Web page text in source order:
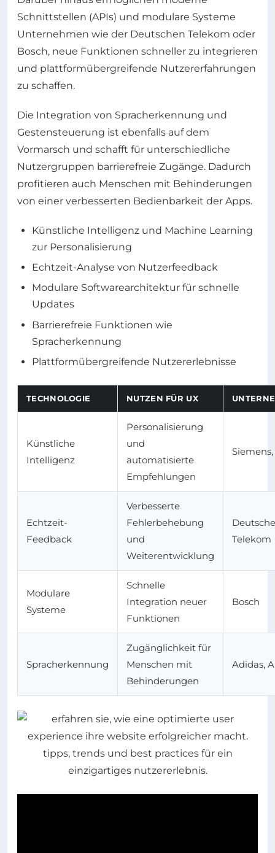
Schnittstellen (APIs) und modulare Systeme
Unternehmen wie der Deutschen Telekom oder
Bosch, neue Funktionen schneller zu integrieren
und plattformübergreifende Nutzererfahrungen
zu schaffen.
Die Integration von Spracherkennung und
Gestensteuerung ist ebenfalls auf dem
Vormarsch und schafft für unterschiedliche
Nutzergruppen barrierefreie Zugänge. Dadurch
profitieren auch Menschen mit Behinderungen
von einer verbesserten Bedienbarkeit der Apps.
Künstliche Intelligenz und Machine Learning
zur Personalisierung
Echtzeit-Analyse von Nutzerfeedback
Modulare Softwarearchitektur für schnelle
Updates
Barrierefreie Funktionen wie
Spracherkennung
Plattformübergreifende Nutzererlebnisse
TECHNOLOGIE NUTZEN FÜR UX
Künstliche
Intelligenz
Personalisierung
und
automatisierte
Empfehlungen
Siemens,
Echtzeit-
Feedback
Verbesserte
Fehlerbehebung
und
Weiterentwicklung
Deutsche
Telekom
Modulare
Systeme
Schnelle
Integration neuer
Funktionen
Bosch
Spracherkennung
Zugänglichkeit für
Menschen mit
Behinderungen
Adidas,